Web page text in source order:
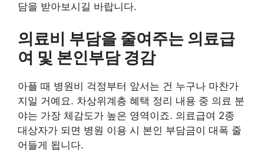
담을 받아보시길 바랍니다.
의료비 부담을 줄여주는 의료급
여 및 본인부담 경감
아플 때 병원비 걱정부터 앞서는 건 누구나 마찬가
지일 거예요. 차상위계층 혜택 정리 내용 중 의료 분
야는 가장 체감도가 높은 영역이죠. 의료급여 2종
대상자가 되면 병원 이용 시 본인 부담금이 대폭 줄
어들게 됩니다.